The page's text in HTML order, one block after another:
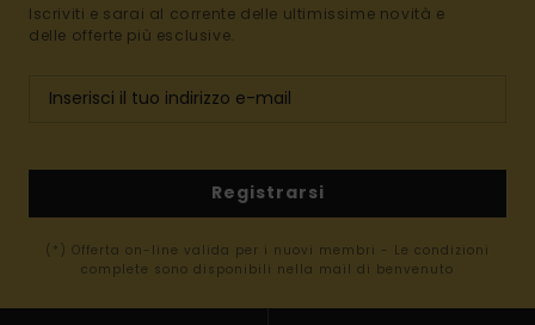
Iscriviti e sarai al corrente delle ultimissime novità e
delle offerte più esclusive.
Registrarsi
(*) Offerta on-line valida per i nuovi membri - Le condizioni
complete sono disponibili nella mail di benvenuto